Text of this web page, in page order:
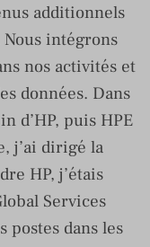
additionnels
intégrons
nos activités et
données. Dans
d’HP, puis HPE
j’ai dirigé la
HP, j’étais
Services
postes dans les